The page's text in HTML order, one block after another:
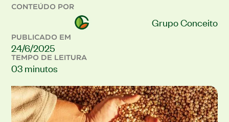
CONTEÚDO POR
Grupo Conceito
PUBLICADO EM
24/6/2025
TEMPO DE LEITURA
03 minutos